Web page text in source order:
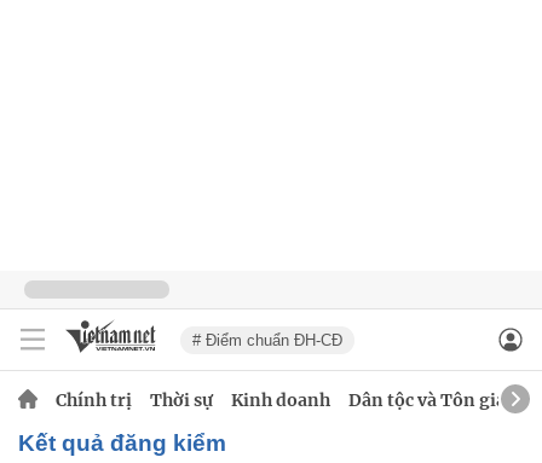
# Điểm chuẩn ĐH-CĐ
Chính trị Thời sự Kinh doanh Dân tộc và Tôn giáo
kết quả đăng kiểm